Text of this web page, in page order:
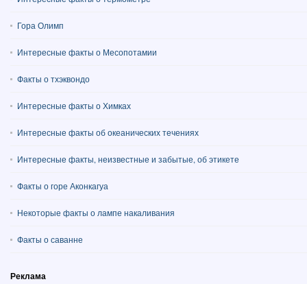
Гора Олимп
Интересные факты о Месопотамии
Факты о тхэквондо
Интересные факты о Химках
Интересные факты об океанических течениях
Интересные факты, неизвестные и забытые, об этикете
Факты о горе Аконкагуа
Некоторые факты о лампе накаливания
Факты о саванне
Реклама